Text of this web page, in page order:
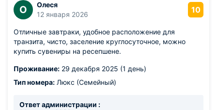
О
Олеся
12 января 2026
10
Отличные завтраки, удобное расположение для
транзита, чисто, заселение круглосуточное, можно
купить сувениры на ресепшене.
Проживание: 29 декабря 2025 (1 день)
Тип номера: Люкс (Семейный)
Ответ администрации :